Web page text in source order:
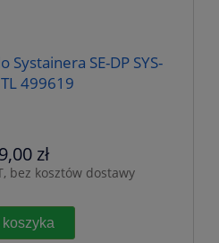
Systainera SE-DP SYS-
499619
zł
bez kosztów dostawy